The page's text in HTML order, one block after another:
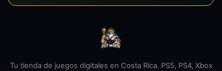
Tu tienda de juegos digitales en Costa Rica. PS5, PS4, Xbox